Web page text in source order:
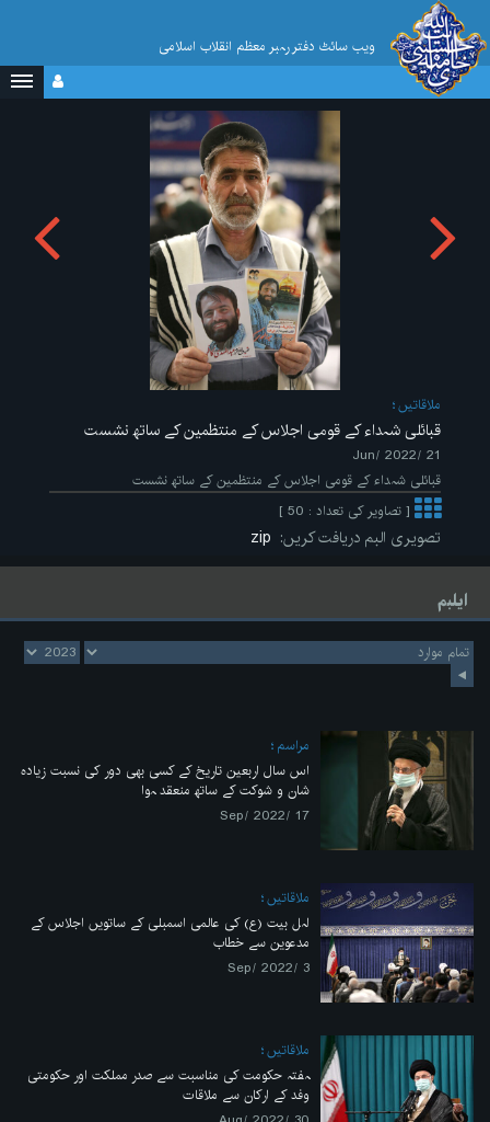
ویب سائٹ دفتر رہبر معظم انقلاب اسلامی
ملاقاتیں
قبائلی شہداء کے قومی اجلاس کے منتظمین کے ساتھ نشست
21 /Jun/ 2022
قبائلی شہداء کے قومی اجلاس کے منتظمین کے ساتھ نشست
[ تصاویر کی تعداد : 50 ]
تصویری البم دریافت کریں:
ایلبم
مراسم
اس سال اربعین تاریخ کے کسی بھی دور کی نسبت زیادہ
شان و شوکت کے ساتھ منعقد ہوا
17 /Sep/ 2022
ملاقاتیں
اہل بیت (ع) کی عالمی اسمبلی کے ساتویں اجلاس کے
مدعوین سے خطاب
3 /Sep/ 2022
ملاقاتیں
ہفتہ حکومت کی مناسبت سے صدر مملکت اور حکومتی
وفد کے ارکان سے ملاقات